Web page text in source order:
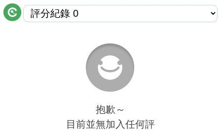
聯絡我們
抱歉～
目前並無加入任何評